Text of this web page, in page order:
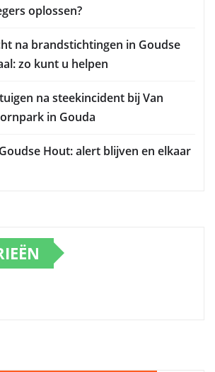
oplossen?
na brandstichtingen in Goudse
zo kunt u helpen
na steekincident bij Van
in Gouda
Hout: alert blijven en elkaar